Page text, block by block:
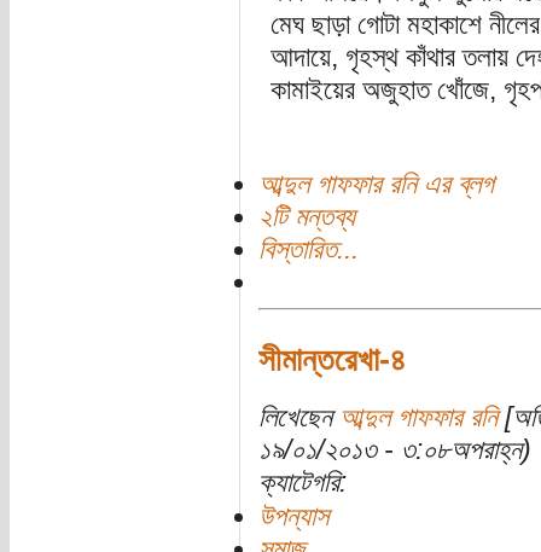
মেঘ ছাড়া গোটা মহাকাশে
আদায়ে, গৃহস্থ কাঁথার তলায়
কামাইয়ের অজুহাত খোঁজে,
আব্দুল গাফফার রনি এর ব্লগ
২টি মন্তব্য
বিস্তারিত...
সীমান্তরেখা-৪
লিখেছেন আব্দুল গাফফার রনি
১৯/০১/২০১৩ - ৩:০৮অপরাহ্ন)
ক্যাটেগরি:
উপন্যাস